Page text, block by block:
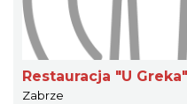
Restauracja "U Greka"
Zabrze